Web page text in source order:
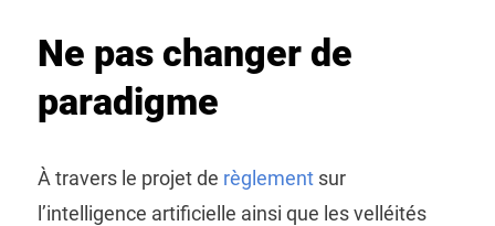
Ne pas changer de
paradigme
À travers le projet de règlementsur
l’intelligence artificielle ainsi que les velléités